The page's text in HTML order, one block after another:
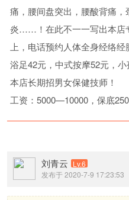
痛，腰间盘突出，腰酸背痛
炎……！在此不一一写出本店
上，电话预约人体全身经络
浴足42元，中式按摩52元，
本店长期招男女保健技师！
工资：5000—10000，保底
刘青云 Lv.6
发布于 2020-7-9 17:23:53